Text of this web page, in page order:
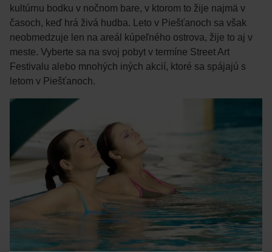
kultúrnu bodku v nočnom bare, v ktorom to žije najmä v
časoch, keď hrá živá hudba. Leto v Piešťanoch sa však
neobmedzuje len na areál kúpeľného ostrova, žije to aj v
meste. Vyberte sa na svoj pobyt v termíne Street Art
Festivalu alebo mnohých iných akcií, ktoré sa spájajú s
letom v Piešťanoch.